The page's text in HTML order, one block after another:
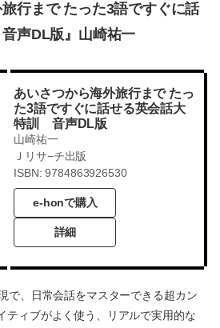
旅行まで たった3語ですぐに話
声DL版』山崎祐一
あいさつから海外旅行まで たっ
た3語ですぐに話せる英会話大
特訓 音声DL版
山崎祐一
Ｊリサ−チ出版
ISBN: 9784863926530
e-honで購入
詳細
で、日常会話をマスターできる超カン
ティブがよく使う、リアルで実用的な